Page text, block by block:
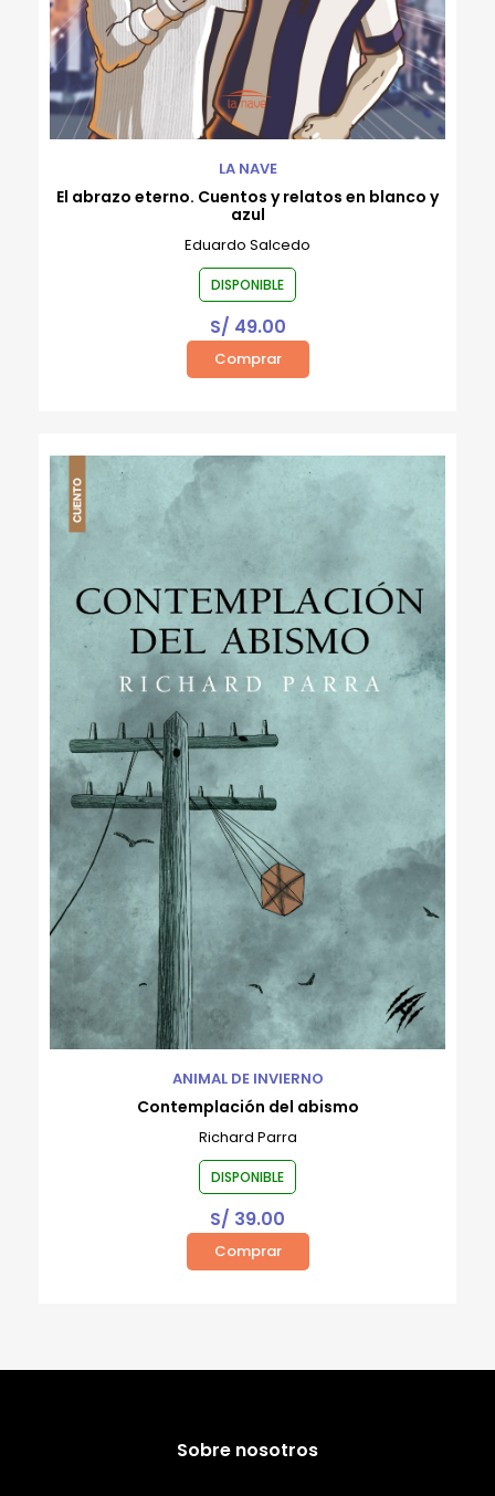
LA NAVE
El abrazo eterno. Cuentos y relatos en blanco y
azul
Eduardo Salcedo
DISPONIBLE
S/ 49.00
Comprar
ANIMAL DE INVIERNO
Contemplación del abismo
Richard Parra
DISPONIBLE
S/ 39.00
Comprar
Sobre nosotros